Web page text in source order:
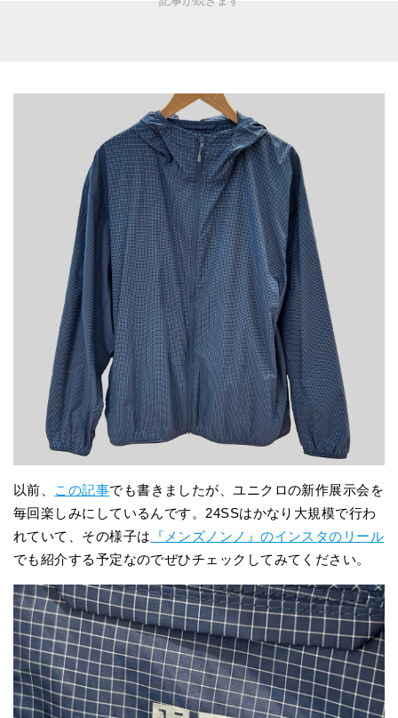
以前、 この記事でも書きましたが、ユニクロの新作展示会を
毎回楽しみにしているんです。24SSはかなり大規模で行わ
れていて、その様子は 『メンズノンノ』のインスタのリール
でも紹介する予定なのでぜひチェックしてみてください。